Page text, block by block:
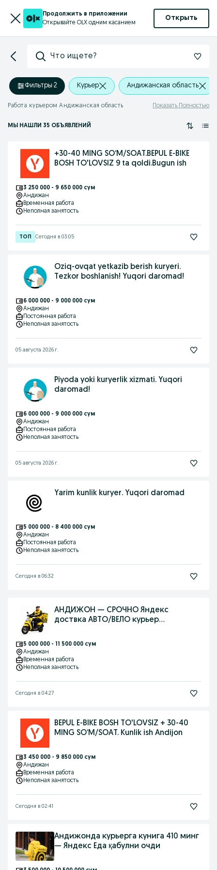
Продолжить в приложении
Открывайте OLX одним касанием
Открыть
Что ищете?
Фильтры·2 Курьер Андижанская область
Работа курьером Андижанская область Показать Полностью
МЫ НАШЛИ 35 ОБЪЯВЛЕНИЙ
+30-40 MING SO‘M/SOAT.BEPUL E-BIKE
BOSH TO'LOVSIZ 9 ta qoldi.Bugun ish
3 250 000 - 9 650 000 сум
Андижан
Временная работа
Неполная занятость
Сегодня в 03:05
Oziq-ovqat yetkazib berish kuryeri.
Tezkor boshlanish! Yuqori daromad!
6 000 000 - 9 000 000 сум
Андижан
Постоянная работа
Неполная занятость
05 августа 2026 г.
Piyoda yoki kuryerlik xizmati. Yuqori
daromad!
6 000 000 - 9 000 000 сум
Андижан
Постоянная работа
Неполная занятость
05 августа 2026 г.
Yarim kunlik kuryer. Yuqori daromad
5 000 000 - 8 400 000 сум
Андижан
Постоянная работа
Неполная занятость
Сегодня в 06:32
АНДИЖОН — СРОЧНО Яндекс
доствка АВТО/ВЕЛО курьер
5 000 000 - 11 500 000 сум
Андижан
Временная работа
Неполная занятость
Сегодня в 04:27
BEPUL E-BIKE BOSH TO'LOVSIZ + 30-40
MING SO‘M/SOAT. Kunlik ish Andijon
3 450 000 - 9 850 000 сум
Андижан
Временная работа
Неполная занятость
Сегодня в 02:41
Андижонда курьерга кунига 410 минг
— Яндекс Еда қабулни очди